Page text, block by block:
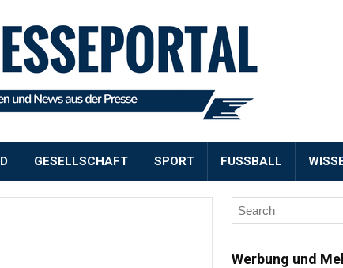
GESELLSCHAFT SPORT FUSSBALL
Werbung und